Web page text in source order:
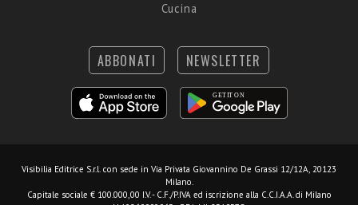
Cucina
ABBONATI NEWSLETTER
Visibilia Editrice S.r.l. con sede in Via Privata Giovannino De Grassi 12/12A, 20123
Milano.
Capitale sociale € 100.000,00 I.V. - C.F./P.IVA ed iscrizione alla C.C.I.A.A. di Milano